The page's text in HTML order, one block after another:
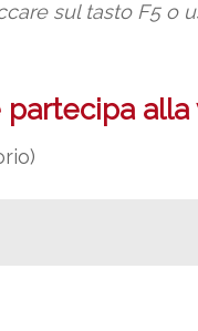
sul tasto F5 o
alla